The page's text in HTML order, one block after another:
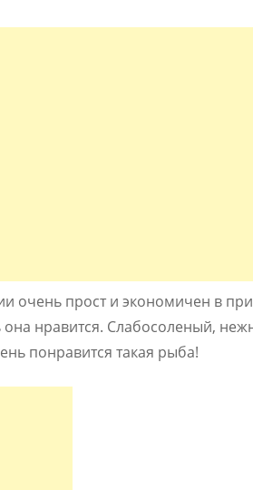
очень прост и экономичен в
нравится. Слабосоленый,
понравится такая рыба!